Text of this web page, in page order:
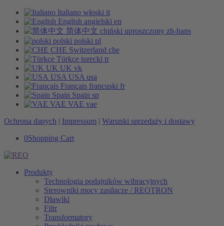
Italiano włoski it
English angielski en
简体中文 chiński uproszczony zh-hans
polski polski pl
CHE Switzerland che
Türkçe turecki tr
UK UK vk
USA USA usa
Français francuski fr
Spain Spain sp
VAE VAE vae
Ochrona danych | Impressum | Warunki sprzedaży i dostawy
0Shopping Cart
Produkty
Technologia podajników wibracyjnych
Sterowniki mocy zasilacze / REOTRON
Dławiki
Filtr
Transformatory